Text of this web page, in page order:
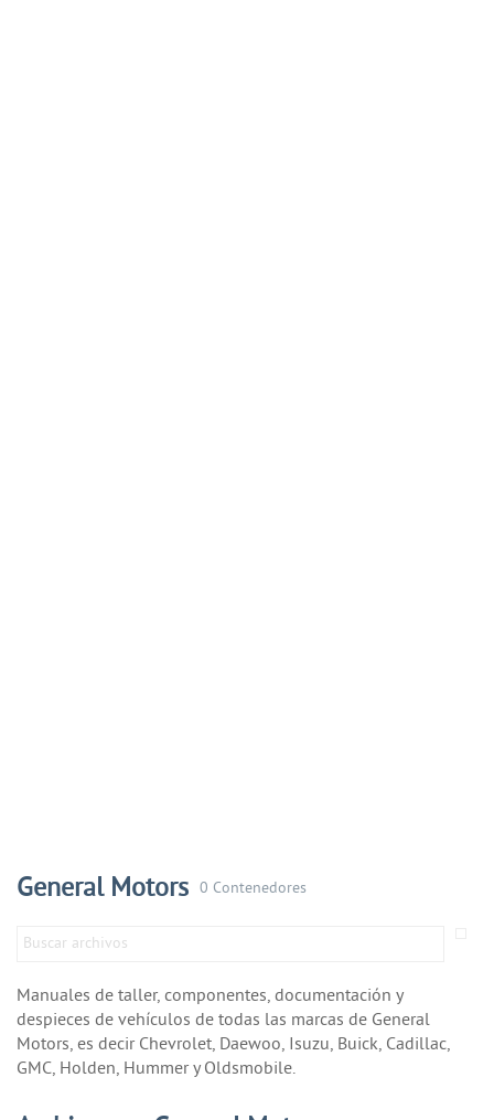
General Motors 0 Contenedores
Manuales de taller, componentes, documentación y
despieces de vehículos de todas las marcas de General
Motors, es decir Chevrolet, Daewoo, Isuzu, Buick, Cadillac,
GMC, Holden, Hummer y Oldsmobile.